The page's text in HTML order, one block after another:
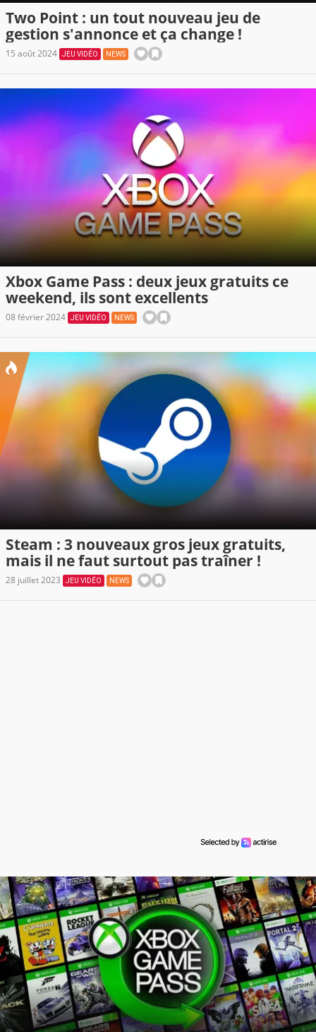
Two Point : un tout nouveau jeu de
gestion s'annonce et ça change !
15 août 2024 JEU VIDÉO NEWS
Xbox Game Pass : deux jeux gratuits ce
weekend, ils sont excellents
08 février 2024 JEU VIDÉO NEWS
Steam : 3 nouveaux gros jeux gratuits,
mais il ne faut surtout pas traîner !
28 juillet 2023 JEU VIDÉO NEWS